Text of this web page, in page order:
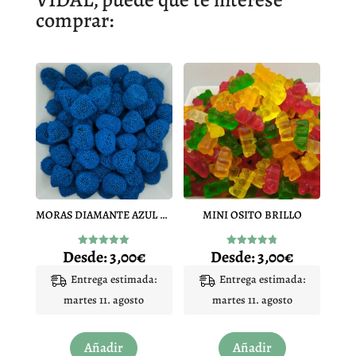
comprar:
MORAS DIAMANTE AZUL PINTALENGUA
Valorado
con
de 5
Desde:3,00€
Entrega estimada:
martes 11. agosto
Añadir
producto
MINI OSITO BRILLO
Valorado
con
de 5
Desde:3,00€
Entrega estimada:
martes 11. agosto
Añadir
producto